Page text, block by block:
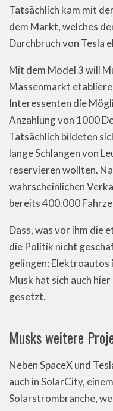
Tatsächlich kam mit
dem Markt, welches
Durchbruch von Tesla
Mit dem Model 3 will
Massenmarkt
Interessenten die
Anzahlung von 1000
Tatsächlich bildeten
lange Schlangen von
reservieren wollten.
wahrscheinlichen
bereits 400.000
Dass, was vor ihm die
die Politik nicht
gelingen: Elektroautos
Musk hat sich auch
gesetzt.
Musks weitere
Neben SpaceX und
auch in SolarCity,
Solarstrombranche,